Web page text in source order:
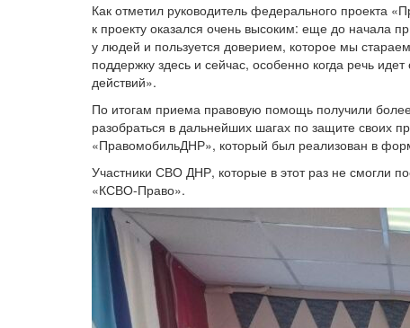
Как отметил руководитель федерального проекта
к проекту оказался очень высоким: еще до начала
у людей и пользуется доверием, которое мы
поддержку здесь и сейчас, особенно когда речь
действий».
По итогам приема правовую помощь получили
разобраться в дальнейших шагах по защите своих
«ПравомобильДНР», который был реализован в
Участники СВО ДНР, которые в этот раз не смогли
«КСВО-Право».